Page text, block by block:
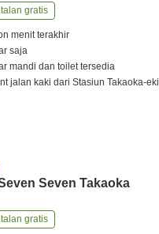
gratis
menit terakhir
saja
mandi dan toilet tersedia
jalan kaki dariStasiun Takaoka-eki
Seven Takaoka
gratis